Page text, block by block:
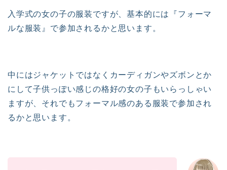
入学式の女の子の服装ですが、基本的には『フォーマ
ルな服装』で参加されるかと思います。
中にはジャケットではなくカーディガンやズボンとか
にして子供っぽい感じの格好の女の子もいらっしゃい
ますが、それでもフォーマル感のある服装で参加され
るかと思います。